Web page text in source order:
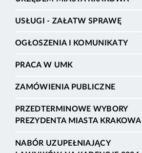
USŁUGI - ZAŁATW SPRAWĘ
OGŁOSZENIA I KOMUNIKATY
PRACA W UMK
ZAMÓWIENIA PUBLICZNE
PRZEDTERMINOWE WYBORY
PREZYDENTA MIASTA KRAKOWA
NABÓR UZUPEŁNIAJĄCY